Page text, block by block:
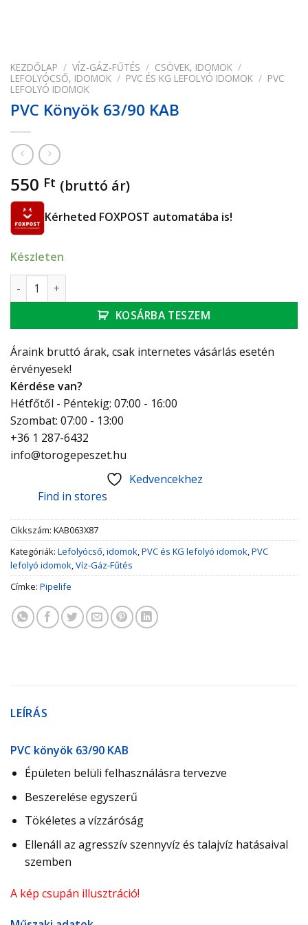
KEZDŐLAP / VÍZ-GÁZ-FŰTÉS / CSÖVEK, IDOMOK /
LEFOLYÓCSŐ, IDOMOK / PVC ÉS KG LEFOLYÓ IDOMOK / PVC
LEFOLYÓ IDOMOK
PVC Könyök 63/90 KAB
550 Ft (bruttó ár)
Kérheted FOXPOST automatába is!
Készleten
PVC Könyök 63/90 KAB mennyiség
KOSÁRBA TESZEM
Áraink bruttó árak, csak internetes vásárlás esetén
érvényesek!
Kérdése van?
Hétfőtől - Péntekig: 07:00 - 16:00
Szombat: 07:00 - 13:00
+36 1 287-6432
info@torogepeszet.hu
Kedvencekhez
Find in stores
Cikkszám: KAB063X87
Kategóriák: Lefolyócső, idomok,PVC és KG lefolyó idomok,PVC
lefolyó idomok,Víz-Gáz-Fűtés
Címke: Pipelife
LEÍRÁS
PVC könyök 63/90 KAB
Épületen belüli felhasználásra tervezve
Beszerelése egyszerű
Tökéletes a vízzáróság
Ellenáll az agresszív szennyvíz és talajvíz hatásaival
szemben
A kép csupán illusztráció!